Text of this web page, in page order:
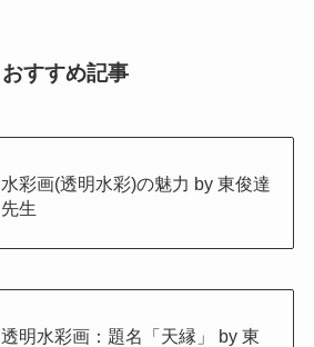
おすすめ記事
水彩画(透明水彩)の魅力 by 東俊達
先生
透明水彩画：題名「天縁」 by 東